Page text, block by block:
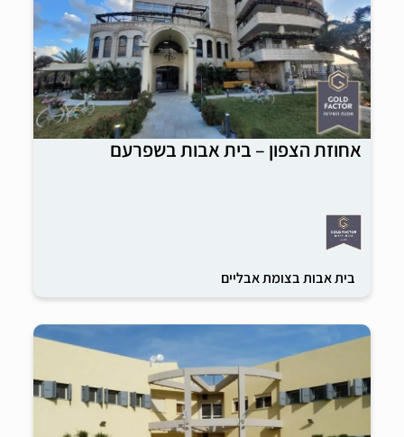
אחוזת הצפון – בית אבות בשפרעם
בית אבות בצומת אבליים